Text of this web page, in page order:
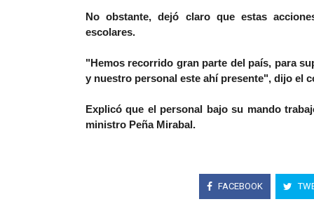
No obstante, dejó claro que estas
escolares.
"Hemos recorrido gran parte del país, para
y nuestro personal este ahí presente", dijo el
Explicó que el personal bajo su mando
ministro Peña Mirabal.
FACEBOOK